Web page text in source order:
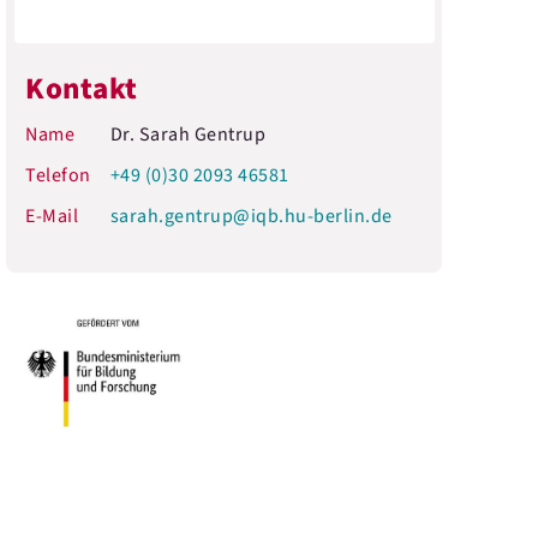
Kontakt
Name
Dr. Sarah Gentrup
Telefon
+49 (0)30 2093 46581
E-Mail
sarah.gentrup@iqb.hu-berlin.de